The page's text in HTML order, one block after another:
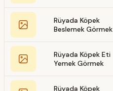
Rüyada Köpek
Beslemek Görmek
Rüyada Köpek Eti
Yemek Görmek
Rüyada Köpek